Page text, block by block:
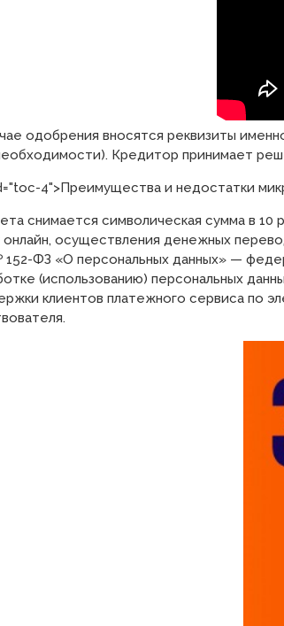
одобрения вносятся реквизиты
Кредитор принимает
4">Преимущества и недостатки
снимается символическая сумма в 10
онлайн, осуществления денежных
ФЗ «О персональных данных» —
(использованию) персональных
клиентов платежного сервиса по